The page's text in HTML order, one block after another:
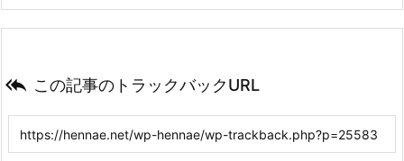
 この記事のトラックバックURL